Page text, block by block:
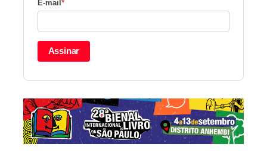
E-mail*
Assinar